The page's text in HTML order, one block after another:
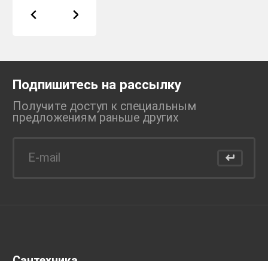
Подпишитесь на рассылку
Получите доступ к специальным
предложениям раньше других